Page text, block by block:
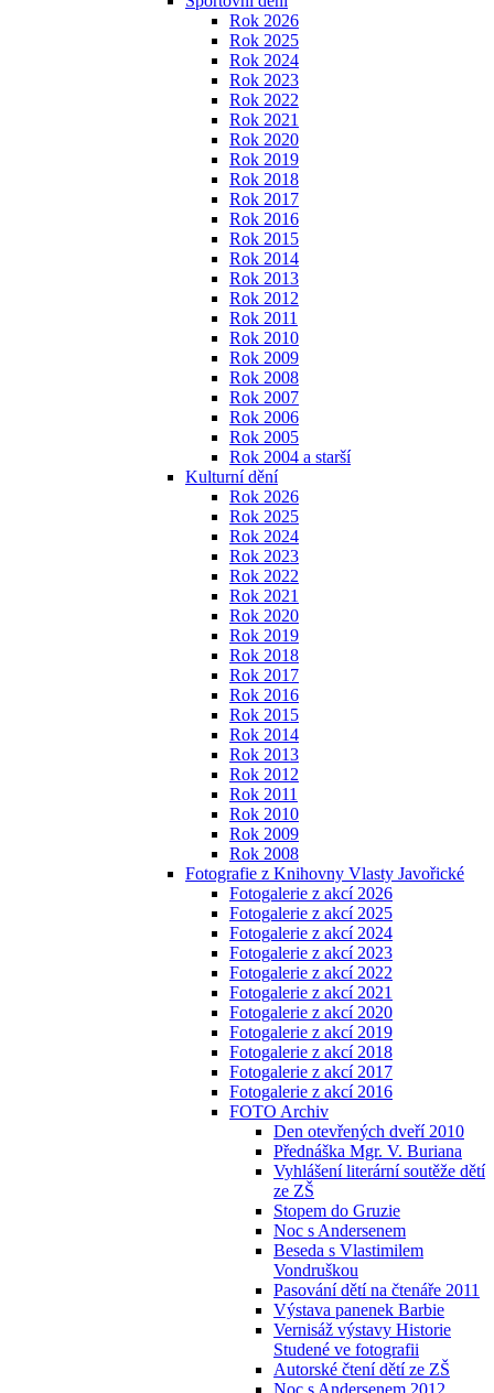
Rok 2026
Rok 2025
Rok 2024
Rok 2023
Rok 2022
Rok 2021
Rok 2020
Rok 2019
Rok 2018
Rok 2017
Rok 2016
Rok 2015
Rok 2014
Rok 2013
Rok 2012
Rok 2011
Rok 2010
Rok 2009
Rok 2008
Rok 2007
Rok 2006
Rok 2005
Rok 2004 a starší
Kulturní dění
Rok 2026
Rok 2025
Rok 2024
Rok 2023
Rok 2022
Rok 2021
Rok 2020
Rok 2019
Rok 2018
Rok 2017
Rok 2016
Rok 2015
Rok 2014
Rok 2013
Rok 2012
Rok 2011
Rok 2010
Rok 2009
Rok 2008
Fotografie z Knihovny Vlasty Javořické
Fotogalerie z akcí 2026
Fotogalerie z akcí 2025
Fotogalerie z akcí 2024
Fotogalerie z akcí 2023
Fotogalerie z akcí 2022
Fotogalerie z akcí 2021
Fotogalerie z akcí 2020
Fotogalerie z akcí 2019
Fotogalerie z akcí 2018
Fotogalerie z akcí 2017
Fotogalerie z akcí 2016
FOTO Archiv
Den otevřených dveří 2010
Přednáška Mgr. V. Buriana
Vyhlášení literární soutěže dětí
ze ZŠ
Stopem do Gruzie
Noc s Andersenem
Beseda s Vlastimilem
Vondruškou
Pasování dětí na čtenáře 2011
Výstava panenek Barbie
Vernisáž výstavy Historie
Studené ve fotografii
Autorské čtení dětí ze ZŠ
Noc s Andersenem 2012